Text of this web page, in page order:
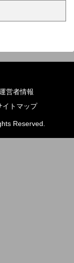
営者情報
イトマップ
Reserved.